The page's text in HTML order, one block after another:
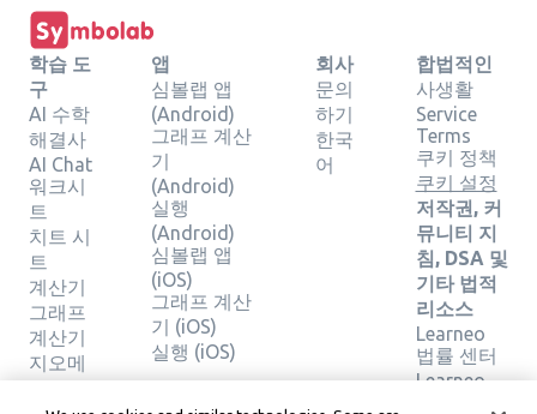
학습 도
구
AI 수학
해결사
AI Chat
워크시
트
치트 시
트
계산기
그래프
계산기
지오메
트리 계
앱
심볼랩 앱
(Android)
그래프 계산
기
(Android)
실행
(Android)
심볼랩 앱
(iOS)
그래프 계산
기 (iOS)
실행 (iOS)
회사
문의
하기
한국
어
합법적인
사생활
Service
Terms
쿠키 정책
쿠키 설정
저작권, 커
뮤니티 지
침, DSA 및
기타 법적
리소스
Learneo
법률 센터
Learneo